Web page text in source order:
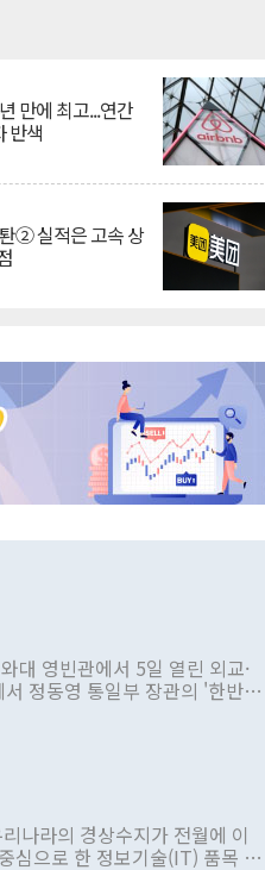
만에 최고...연간
반색
② 실적은 고속 상
대 영빈관에서 5일 열린 외교·
정동영 통일부 장관의 '한반도
을 정책으로 추진하겠다고 공
비판을 내놨다. 그동안 정 장
은 여러 번 있지만 대통령과 유
명한 것은 이례적이다. 정 장
나라의 경상수지가 전월에 이
심으로 한 정보기술(IT) 품목 수